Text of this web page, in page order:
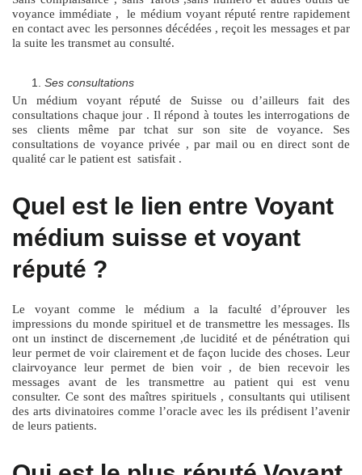
voyance immédiate , le médium voyant réputé rentre rapidement
en contact avec les personnes décédées , reçoit les messages et par
la suite les transmet au consulté.
Ses consultations
Un médium voyant réputé de Suisse ou d’ailleurs fait des
consultations chaque jour . Il répond à toutes les interrogations de
ses clients même par tchat sur son site de voyance. Ses
consultations de voyance privée , par mail ou en direct sont de
qualité car le patient est satisfait .
Quel est le lien entre Voyant
médium suisse et voyant
réputé ?
Le voyant comme le médium a la faculté d’éprouver les
impressions du monde spirituel et de transmettre les messages. Ils
ont un instinct de discernement ,de lucidité et de pénétration qui
leur permet de voir clairement et de façon lucide des choses. Leur
clairvoyance leur permet de bien voir , de bien recevoir les
messages avant de les transmettre au patient qui est venu
consulter. Ce sont des maîtres spirituels , consultants qui utilisent
des arts divinatoires comme l’oracle avec les ils prédisent l’avenir
de leurs patients.